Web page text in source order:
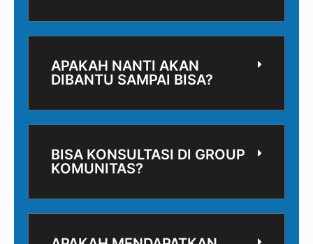
APAKAH NANTI AKAN
DIBANTU SAMPAI BISA?
BISA KONSULTASI DI GROUP
KOMUNITAS?